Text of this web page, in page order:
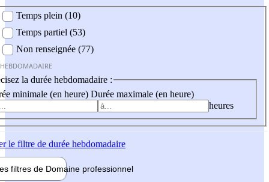
Temps plein (10)
Temps partiel (53)
Non renseignée (77)
la durée hebdomadaire :
minimale (en heure) Durée maximale (en heure)
heures
le filtre de durée hebdomadaire
filtres de Domaine professionnel